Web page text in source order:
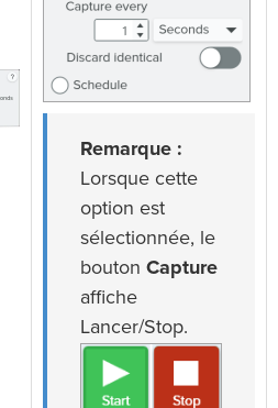
Remarque :
Lorsque cette
option est
sélectionnée, le
bouton Capture
affiche
Lancer/Stop.